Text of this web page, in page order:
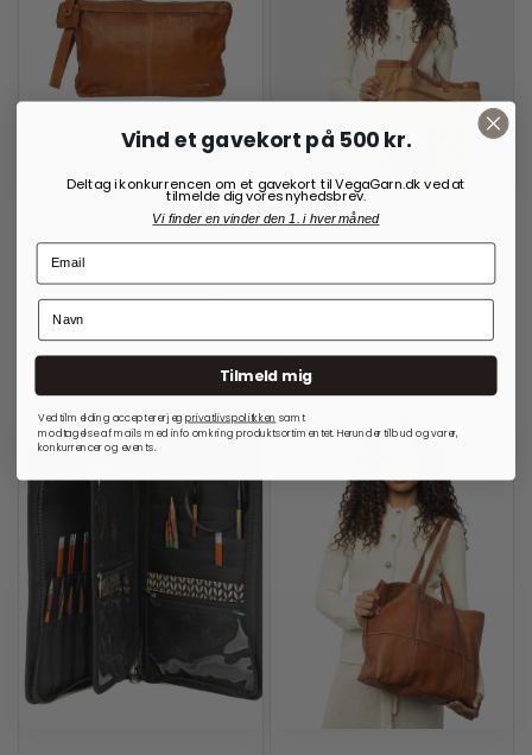
RE:DESIGNED
Project 13 Burned Tan/Gold
700,00kr. 525,00kr.
På lager
RE:DESIGNED
699,00kr.
På lager
Vind et gavekort på 500 kr.
Deltag i konkurrencen om et gavekort til VegaGarn.dk ved at
tilmelde dig vores nyhedsbrev.
Vi finder en vinder den 1. i hver måned
Tilmeld mig
Ved tilmelding accepterer jegprivatlivspolitkken samt
modtagelse af mails med info omkring produktsortimentet. Herunder tilbud og varer,
konkurrencer og events.